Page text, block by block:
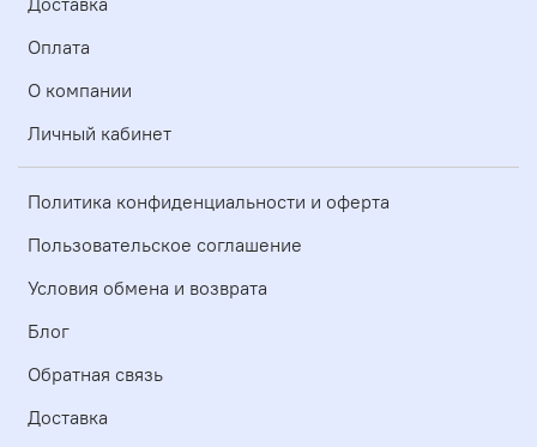
Оплата
О компании
Личный кабинет
Политика конфиденциальности и оферта
Пользовательское соглашение
Условия обмена и возврата
Блог
Обратная связь
Доставка